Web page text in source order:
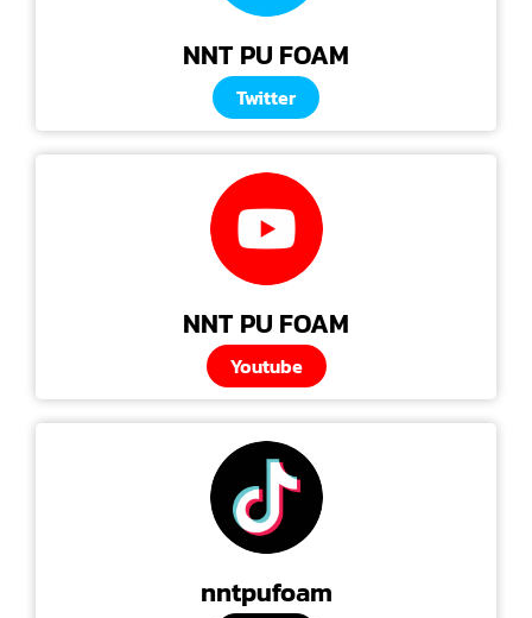
NNT PU FOAM
Twitter
NNT PU FOAM
Youtube
nntpufoam